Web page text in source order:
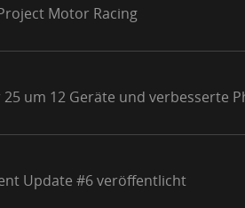
Motor Racing
um 12 Geräte und verbesserte
Update #6 veröffentlicht